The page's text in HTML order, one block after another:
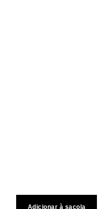
Adicionar à sacola